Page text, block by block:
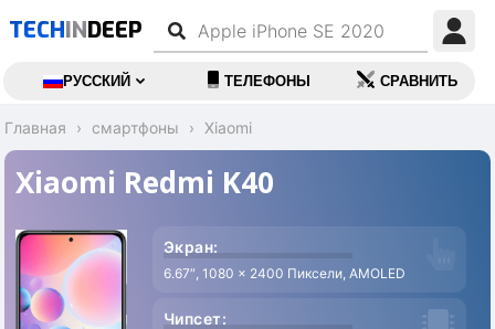
TECHINDEEP
РУССКИЙ ТЕЛЕФОНЫ СРАВНИТЬ
Главная смартфоны Xiaomi
Xiaomi Redmi K40
Экран:
6.67″, 1080 x 2400 Пиксели, AMOLED
Чипсет: